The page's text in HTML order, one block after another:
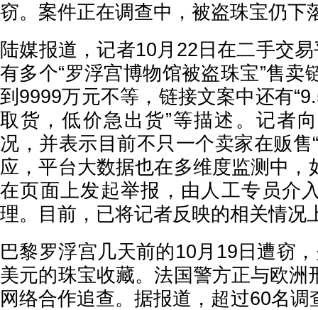
窃。案件正在调查中，被盗珠宝仍下
陆媒报道，记者10月22日在二手交易
有多个“罗浮宫博物馆被盗珠宝”售卖
到9999万元不等，链接文案中还有
取货，低价急出货”等描述。记者
况，并表示目前不只一个卖家在贩售
应，平台大数据也在多维度监测中，
在页面上发起举报，由人工专员介
理。目前，已将记者反映的相关情况
巴黎罗浮宫几天前的10月19日遭窃
美元的珠宝收藏。法国警方正与欧洲
网络合作追查。据报道，超过60名